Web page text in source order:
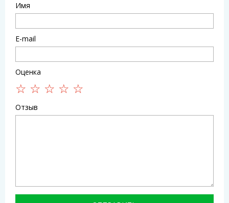
Имя
E-mail
Оценка
Отзыв